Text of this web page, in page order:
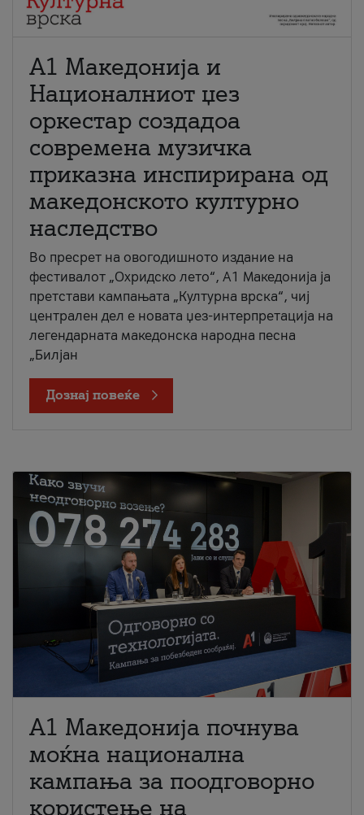
А1 Македонија и
Националниот џез
оркестар создадоа
современа музичка
приказна инспирирана од
македонското културно
наследство
Во пресрет на овогодишното издание на
фестивалот „Охридско лето“, А1 Македонија ја
претстави кампањата „Културна врска“, чиј
централен дел е новата џез-интерпретација на
легендарната македонска народна песна
„Билјан
Дознај повеќе
A1 Македонија почнува
моќна национална
кампања за поодговорно
користење на